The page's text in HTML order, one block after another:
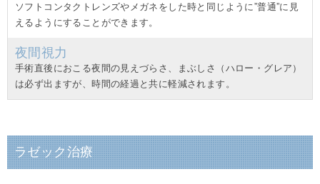
ソフトコンタクトレンズやメガネをした時と同じように”普通”に見
えるようにすることができます。
夜間視力
手術直後におこる夜間の見えづらさ、まぶしさ（ハロー・グレア）
は必ず出ますが、時間の経過と共に軽減されます。
ラゼック治療